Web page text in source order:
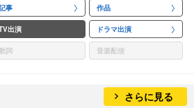
事 作品
出演 ドラマ出演
詞 音楽配信
さらに見る